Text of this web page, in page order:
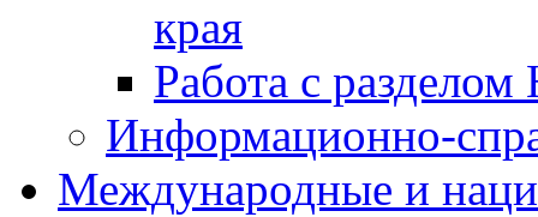
края
Работа с
Информационно-
Международные и